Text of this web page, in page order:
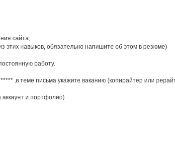
сайта;
этих навыков, обязательно напишите об этом в резюме)
работу.
,в теме письма укажите ваканию (копирайтер или
и портфолио)